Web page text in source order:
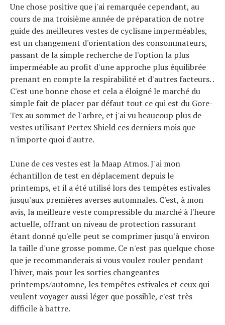
Une chose positive que j'ai remarquée cependant, au
cours de ma troisième année de préparation de notre
guide des meilleures vestes de cyclisme imperméables,
est un changement d'orientation des consommateurs,
passant de la simple recherche de l'option la plus
imperméable au profit d'une approche plus équilibrée
prenant en compte la respirabilité et d'autres facteurs. .
C'est une bonne chose et cela a éloigné le marché du
simple fait de placer par défaut tout ce qui est du Gore-
Tex au sommet de l'arbre, et j'ai vu beaucoup plus de
vestes utilisant Pertex Shield ces derniers mois que
n'importe quoi d'autre.
L'une de ces vestes est la Maap Atmos. J'ai mon
échantillon de test en déplacement depuis le
printemps, et il a été utilisé lors des tempêtes estivales
jusqu'aux premières averses automnales. C'est, à mon
avis, la meilleure veste compressible du marché à l'heure
actuelle, offrant un niveau de protection rassurant
étant donné qu'elle peut se comprimer jusqu'à environ
la taille d'une grosse pomme. Ce n'est pas quelque chose
que je recommanderais si vous voulez rouler pendant
l'hiver, mais pour les sorties changeantes
printemps/automne, les tempêtes estivales et ceux qui
veulent voyager aussi léger que possible, c'est très
difficile à battre.